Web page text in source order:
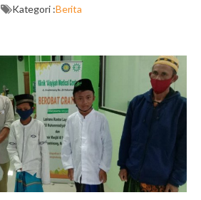
Kategori :Berita